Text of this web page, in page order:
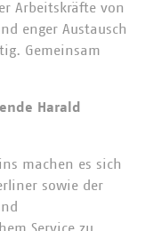
Arbeitskräfte von
enger Austausch
Gemeinsam
Harald
machen es sich
sowie der